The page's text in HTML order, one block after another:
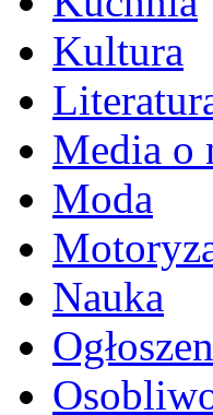
Kultura
Media o
Moda
Nauka